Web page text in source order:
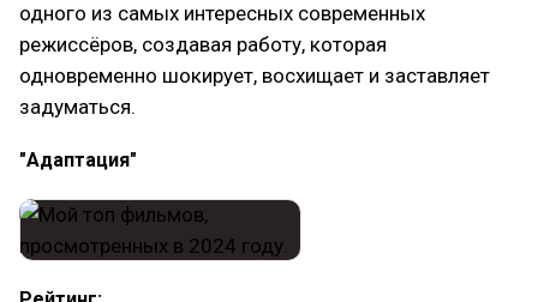
одного из самых интересных современных
режиссёров, создавая работу, которая
одновременно шокирует, восхищает и заставляет
задуматься.
"Адаптация"